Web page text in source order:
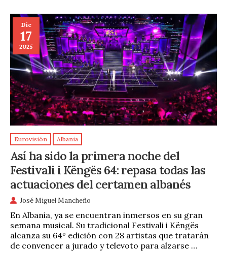
Dic
17
2025
Eurovisión Albania
Así ha sido la primera noche del
Festivali i Këngës 64: repasa todas las
actuaciones del certamen albanés
José Miguel Mancheño
En Albania, ya se encuentran inmersos en su gran
semana musical. Su tradicional Festivali i Këngës
alcanza su 64º edición con 28 artistas que tratarán
de convencer a jurado y televoto para alzarse …